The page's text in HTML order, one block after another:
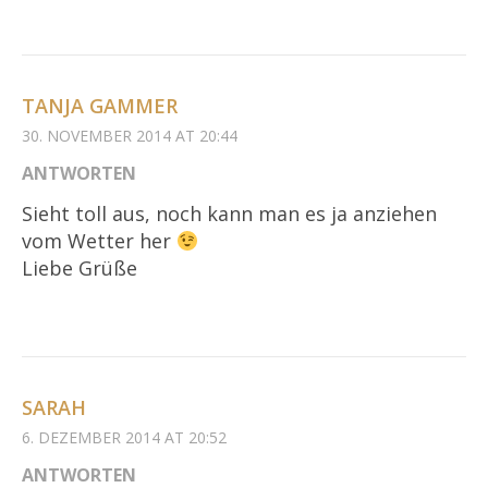
TANJA GAMMER
30. NOVEMBER 2014 AT 20:44
ANTWORTEN
Sieht toll aus, noch kann man es ja anziehen
vom Wetter her
Liebe Grüße
SARAH
6. DEZEMBER 2014 AT 20:52
ANTWORTEN